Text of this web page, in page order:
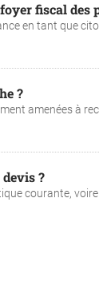
fiscal des
en tant que
?
amenées à
?
courante,